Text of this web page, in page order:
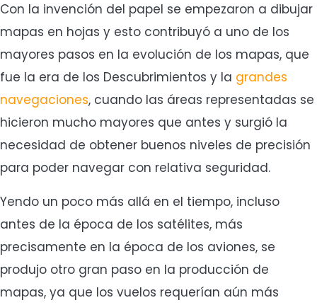
Con la invención del papel se empezaron a dibujar
mapas en hojas y esto contribuyó a uno de los
mayores pasos en la evolución de los mapas, que
fue la era de los Descubrimientos y la grandes
navegaciones, cuando las áreas representadas se
hicieron mucho mayores que antes y surgió la
necesidad de obtener buenos niveles de precisión
para poder navegar con relativa seguridad.
Yendo un poco más allá en el tiempo, incluso
antes de la época de los satélites, más
precisamente en la época de los aviones, se
produjo otro gran paso en la producción de
mapas, ya que los vuelos requerían aún más